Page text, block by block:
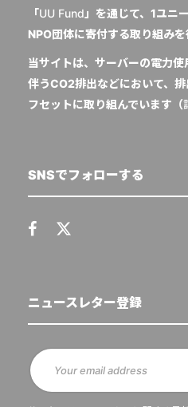
「UU Fund 」を通じて、1ユニ
NPO団体に寄付する取り組みを
当サイトは、サーバーの電力
伴うCO2排出などにおいて、
フセットに取り組んでいます（
SNSでフォローする
ニュースレター登録